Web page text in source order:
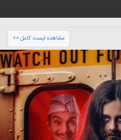
مشاهده لیست کامل >>